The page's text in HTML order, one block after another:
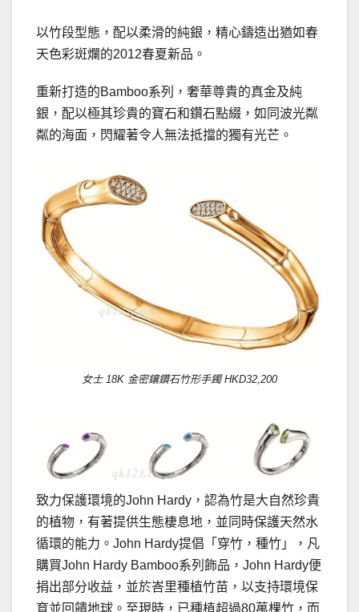
以竹段型態，配以柔滑的純銀，精心鑄造出猶如春
天色彩斑爛的2012春夏新品。
重新打造的Bamboo系列，奢華尊貴的真金及純
銀，配以極其珍貴的寶石和鑽石點綴，如同波光粼
粼的海面，閃耀著令人無法抵擋的獨有光芒。
女士 18K 金密鑲鑽石竹形手鐲 HKD32,200
致力保護環境的John Hardy，認為竹是大自然珍貴
的植物，有著提供生態棲息地，並同時保護天然水
循環的能力。John Hardy提倡「穿竹，種竹」，凡
購買John Hardy Bamboo系列飾品，John Hardy便
捐出部分收益，並於峇里種植竹苗，以支持環境保
育並回饋地球。至現時，已種植超過80萬棵竹，而